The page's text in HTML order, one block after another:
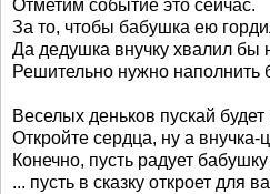
Отметим событие это сейчас.
За то, чтобы бабушка ею
Да дедушка внучку хвалил бы
Решительно нужно наполнить
Веселых деньков пускай
Откройте сердца, ну а внучка-
Конечно, пусть радует
... пусть в сказку откроет для